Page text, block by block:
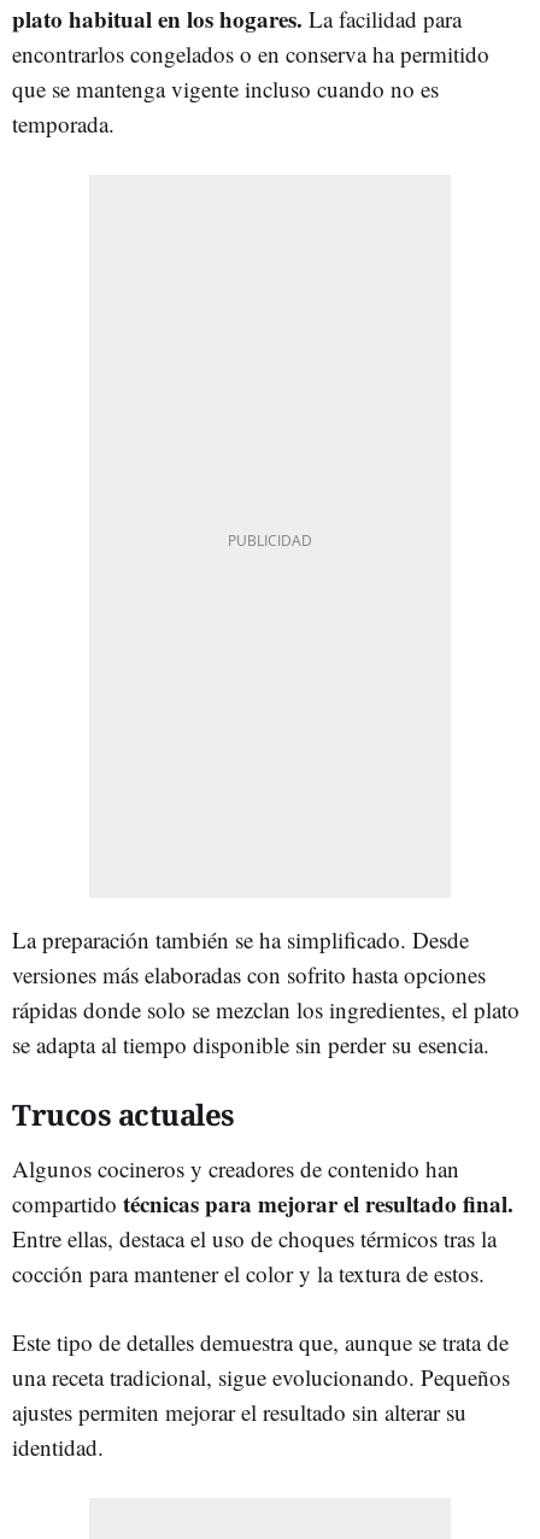
plato habitual en los hogares. La facilidad para
encontrarlos congelados o en conserva ha permitido
que se mantenga vigente incluso cuando no es
temporada.
La preparación también se ha simplificado. Desde
versiones más elaboradas con sofrito hasta opciones
rápidas donde solo se mezclan los ingredientes, el plato
se adapta al tiempo disponible sin perder su esencia.
Trucos actuales
Algunos cocineros y creadores de contenido han
compartido técnicas para mejorar el resultado final.
Entre ellas, destaca el uso de choques térmicos tras la
cocción para mantener el color y la textura de estos.
Este tipo de detalles demuestra que, aunque se trata de
una receta tradicional, sigue evolucionando. Pequeños
ajustes permiten mejorar el resultado sin alterar su
identidad.